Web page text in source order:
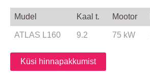
Mudel Kaal t. Mootor
ATLAS L160 9.2 75 kW
Küsi hinnapakkumist